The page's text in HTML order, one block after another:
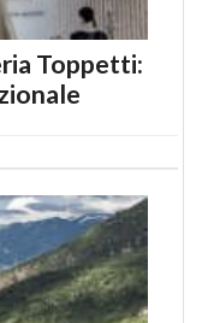
Toppetti: